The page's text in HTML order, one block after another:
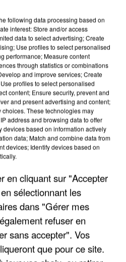
À DISPOSITION DES
following data processing based on
interest: Store and/or access
data to select advertising; Create
Use profiles to select personalised
performance; Measure content
through statistics or combinations
and improve services; Create
profiles to select personalised
content; Ensure security, prevent and
and present advertising and content;
These technologies may
address and browsing data to offer
devices based on information actively
data; Match and combine data from
devices; Identify devices based on
en cliquant sur "Accepter
sélectionnant les
dans "Gérer mes
refuser en
sans accepter". Vos
que pour ce site.